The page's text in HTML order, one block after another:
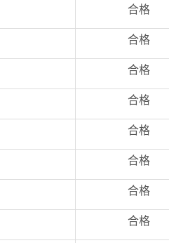
合格
合格
合格
合格
合格
合格
合格
合格